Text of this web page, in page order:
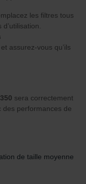
les filtres tous
assurez-vous qu’ils
sera correctement
des performances de
de taille moyenne